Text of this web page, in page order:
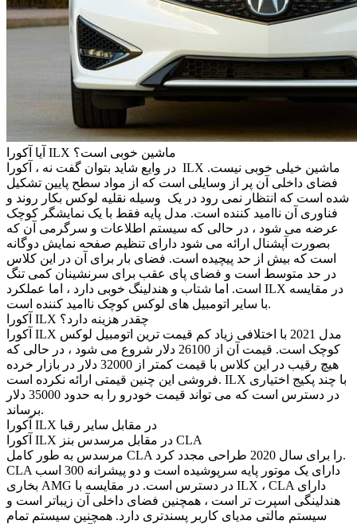
آیا آکورا ILX ماشین خوبی است؟
در وایع شاید بتوان گفت نه ، آکورا ILX ماشین خیلی خوبی نیست.
فضای داخلی آن پر از وسایلی است که از مواد سطح پایین تشکیل
شده است که انتظار نمی رود در یک وسیله نقلیه لوکس بکار روند و
فناوری آن ناامید کننده است. مدل پایه فقط با یک نمایشگر کوچک
عرضه می شود ، در حالی که سیستم اطلاعات و سرگرمی آن که
بصورت آپشنال ارائه می شود دارای تنظیم صفحه نمایش دوگانه
است که بیش از حد پیچیده است. فضای بار برای آن در این کلاس
در حد متوسط است و فضای پای عقب برای سرنشینان کمی تنگ
است. اما شتاب و هندلینگ خوبی دارد ، اما عملکرد ILX در مقایسه
با سایر اتومبیل های لوکس کوچک ناامید کننده است.
آکورا ILX چقدر هزینه دارد؟
آکورا ILX مدل 2021 با اختلافی زیاد کم قیمت ترین اتومبیل لوکس
کوچک است. قیمت آن از 26100 دلار شروع می شود ، در حالی که
هیچ رقیب در این کلاس با قیمت کمتر از 32000 دلار در بازار خرده
فروشی این چنین قیمتی ارائه نکرده است. ILX با چند پکیج اختیاری
در دسترس است که می تواند قیمت خودرو را به حدود 35000 دلار
برساند.
آکورا ILX در مقابل سایر رقبا
آکورا ILX در مقابل مرسدس بنز CLA
مرسدس به طور کامل CLA را برای سال 2020 طراحی مجدد کرد.
CLA دارای یک موتور پایه سرپوشیده است و دو پیشرانه 300 اسب
بخاری AMG در دسترس است. در مقایسه با ILX ، CLA دارای
هندلینگی اسپرت تر است ، همچنین فضای داخلی آن زیباتر است و
سیستم مالتی مدیای کاربر پسندتری دارد. همچنین سیستم تمام